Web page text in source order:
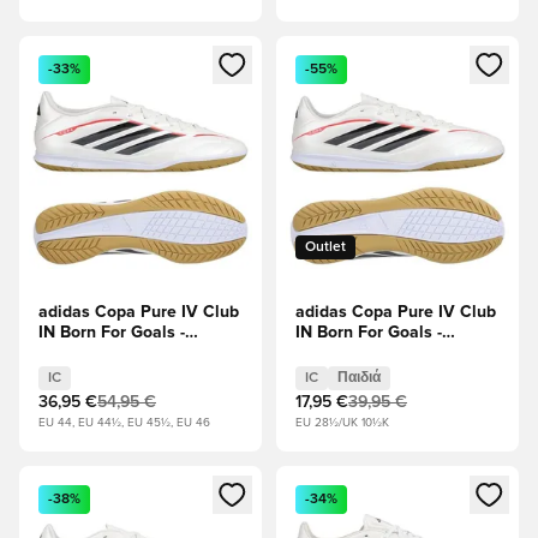
Ανοίγει ένα Modal για να συνδεθείτε ή να εγγραφείτε ως
-33%
adidas Copa Pure IV Club
IN Born For Goals -
Μηδέν Μεταλλικό/
μαύρο/Διαυγές κόκκινο
IC
36,95 €54,95 €
EU 44, EU 44½, EU 45½, EU 46
Ανοίγει ένα Modal για να
Outlet
-55%
adidas Copa Pure IV Club
IN Born For Goals -
Μηδέν Μεταλλικό/
μαύρο/Διαυγές κόκκινο
Παιδιά
IC Παιδιά
17,95 €39,95 €
EU 28½/UK 10½K
Ανοίγει ένα Modal για να συνδεθείτε ή να εγγραφείτε ως
-38%
Ανοίγει ένα Modal για να
-34%